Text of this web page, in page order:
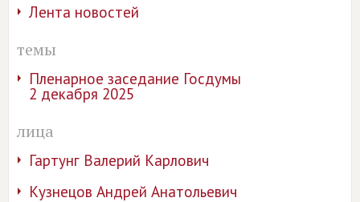
Лента новостей
темы
Пленарное заседание Госдумы
2 декабря 2025
лица
Гартунг Валерий Карлович
Кузнецов Андрей Анатольевич